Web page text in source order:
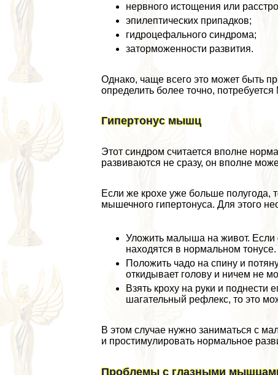
нервного истощения или
эпилептических припадков;
гидроцефального синдрома;
заторможенности развития.
Однако, чаще всего это может быть
определить более точно,
Гипертонус мышц
Этот синдром считается вполне
развиваются не сразу, он вполне
Если же крохе уже больше полугода,
мышечного гипертонуса. Для этого
Уложить малыша на живот. Если
находятся в нормальном тонусе.
Положить чадо на спину и
откидывает голову и ничем не
Взять кроху на руки и поднести
шагательный рефлекс, то это
В этом случае нужно заниматься с
и простимулировать нормальное
Проблемы с глазными